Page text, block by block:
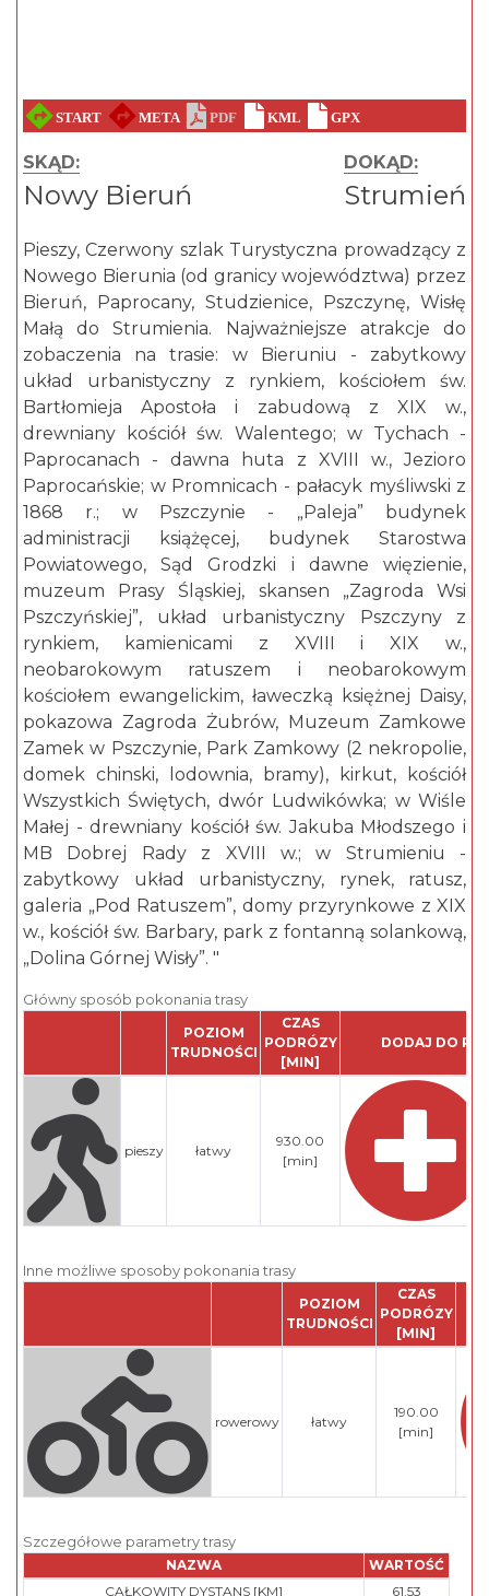
SKĄD:
Nowy Bieruń
DOKĄD:
Strumień
Pieszy, Czerwony szlak Turystyczna prowadzący z
Nowego Bierunia (od granicy województwa) przez
Bieruń, Paprocany, Studzienice, Pszczynę, Wisłę
Małą do Strumienia. Najważniejsze atrakcje do
zobaczenia na trasie: w Bieruniu - zabytkowy
układ urbanistyczny z rynkiem, kościołem św.
Bartłomieja Apostoła i zabudową z XIX w.,
drewniany kościół św. Walentego; w Tychach -
Paprocanach - dawna huta z XVIII w., Jezioro
Paprocańskie; w Promnicach - pałacyk myśliwski z
1868 r.; w Pszczynie - „Paleja” budynek
administracji książęcej, budynek Starostwa
Powiatowego, Sąd Grodzki i dawne więzienie,
muzeum Prasy Śląskiej, skansen „Zagroda Wsi
Pszczyńskiej”, układ urbanistyczny Pszczyny z
rynkiem, kamienicami z XVIII i XIX w.,
neobarokowym ratuszem i neobarokowym
kościołem ewangelickim, ławeczką księżnej Daisy,
pokazowa Zagroda Żubrów, Muzeum Zamkowe
Zamek w Pszczynie, Park Zamkowy (2 nekropolie,
domek chinski, lodownia, bramy), kirkut, kościół
Wszystkich Świętych, dwór Ludwikówka; w Wiśle
Małej - drewniany kościół św. Jakuba Młodszego i
MB Dobrej Rady z XVIII w.; w Strumieniu -
zabytkowy układ urbanistyczny, rynek, ratusz,
galeria „Pod Ratuszem”, domy przyrynkowe z XIX
w., kościół św. Barbary, park z fontanną solankową,
„Dolina Górnej Wisły”. "
Główny sposób pokonania trasy
POZIOM
TRUDNOŚCI
CZAS
PODRÓZY
[MIN]
DODAJ DO
pieszy łatwy
930.00
[min]
Inne możliwe sposoby pokonania trasy
POZIOM
TRUDNOŚCI
CZAS
PODRÓZY
[MIN]
rowerowy łatwy
190.00
[min]
Szczegółowe parametry trasy
NAZWA
WARTOŚĆ
CAŁKOWITY DYSTANS [KM]
61.53